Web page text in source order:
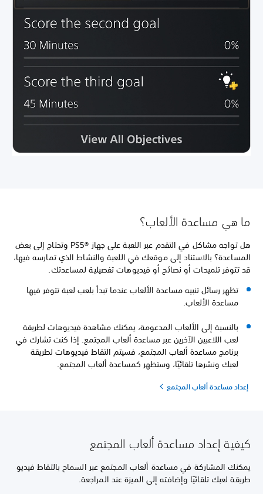
ما هي مساعدة الألعاب؟
هل تواجه مشاكل في التقدم عبر اللعبة على جهاز PS5®‎ وتحتاج إلى بعض
المساعدة؟ بالاستناد إلى موقعك في اللعبة والنشاط الذي تمارسه فيها،
قد تتوفر تلميحات أو نصائح أو فيديوهات تفصيلية لمساعدتك.
تظهر رسائل تنبيه مساعدة الألعاب عندما تبدأ بلعب لعبة تتوفر فيها
مساعدة الألعاب.
بالنسبة إلى الألعاب المدعومة، يمكنك مشاهدة فيديوهات لطريقة
لعب اللاعبين الآخرين عبر مساعدة ألعاب المجتمع. إذا كنت تشارك في
برنامج مساعدة ألعاب المجتمع، فسيتم التقاط فيديوهات لطريقة
لعبك ونشرها تلقائيًا، وستظهر كمساعدة ألعاب المجتمع.
إعداد مساعدة ألعاب المجتمع
كيفية إعداد مساعدة ألعاب المجتمع
يمكنك المشاركة في مساعدة ألعاب المجتمع عبر السماح بالتقاط فيديو
طريقة لعبك تلقائيًا وإضافته إلى الميزة عند المراجعة.